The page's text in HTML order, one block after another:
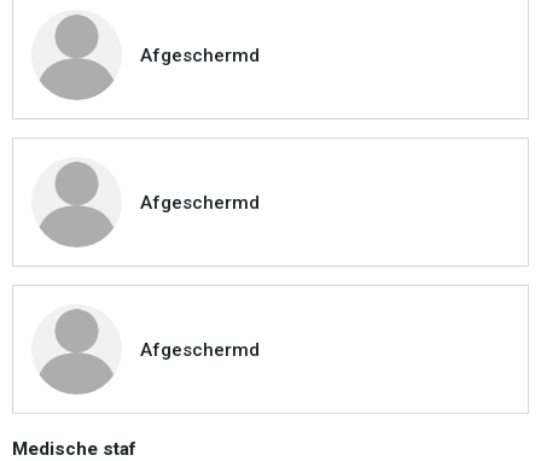
Afgeschermd
Afgeschermd
Afgeschermd
Medische staf